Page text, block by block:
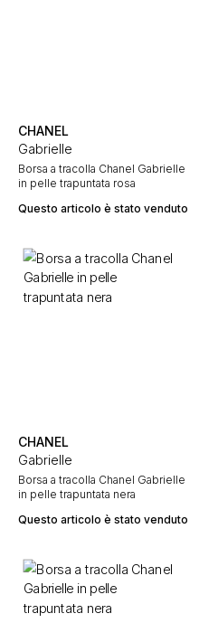
CHANEL
Gabrielle
Borsa a tracolla Chanel Gabrielle
in pelle trapuntata rosa
Questo articolo è stato venduto
CHANEL
Gabrielle
Borsa a tracolla Chanel Gabrielle
in pelle trapuntata nera
Questo articolo è stato venduto